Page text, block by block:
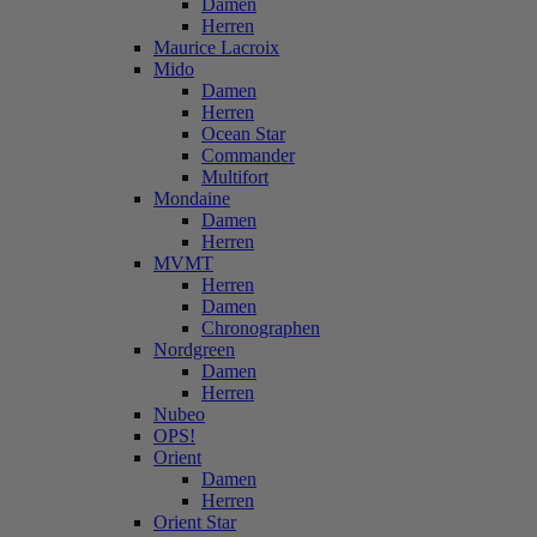
Damen
Herren
Maurice Lacroix
Mido
Damen
Herren
Ocean Star
Commander
Multifort
Mondaine
Damen
Herren
MVMT
Herren
Damen
Chronographen
Nordgreen
Damen
Herren
Nubeo
OPS!
Orient
Damen
Herren
Orient Star